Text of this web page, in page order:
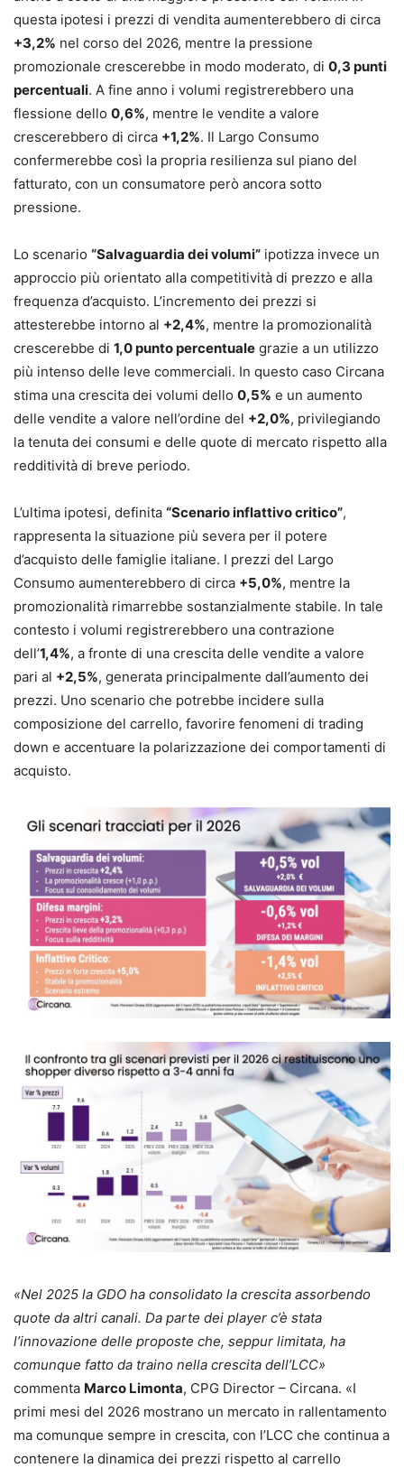
questa ipotesi i prezzi di vendita aumenterebbero di circa
+3,2% nel corso del 2026, mentre la pressione
promozionale crescerebbe in modo moderato, di 0,3 punti
percentuali. A fine anno i volumi registrerebbero una
flessione dello 0,6%, mentre le vendite a valore
crescerebbero di circa +1,2%. Il Largo Consumo
confermerebbe così la propria resilienza sul piano del
fatturato, con un consumatore però ancora sotto
pressione.
Lo scenario “Salvaguardia dei volumi” ipotizza invece un
approccio più orientato alla competitività di prezzo e alla
frequenza d’acquisto. L’incremento dei prezzi si
attesterebbe intorno al +2,4%, mentre la promozionalità
crescerebbe di 1,0 punto percentuale grazie a un utilizzo
più intenso delle leve commerciali. In questo caso Circana
stima una crescita dei volumi dello 0,5% e un aumento
delle vendite a valore nell’ordine del +2,0%, privilegiando
la tenuta dei consumi e delle quote di mercato rispetto alla
redditività di breve periodo.
L’ultima ipotesi, definita “Scenario inflattivo critico”,
rappresenta la situazione più severa per il potere
d’acquisto delle famiglie italiane. I prezzi del Largo
Consumo aumenterebbero di circa +5,0%, mentre la
promozionalità rimarrebbe sostanzialmente stabile. In tale
contesto i volumi registrerebbero una contrazione
dell’1,4%, a fronte di una crescita delle vendite a valore
pari al +2,5%, generata principalmente dall’aumento dei
prezzi. Uno scenario che potrebbe incidere sulla
composizione del carrello, favorire fenomeni di trading
down e accentuare la polarizzazione dei comportamenti di
acquisto.
«Nel 2025 la GDO ha consolidato la crescita assorbendo
quote da altri canali. Da parte dei player c’è stata
l’innovazione delle proposte che, seppur limitata, ha
comunque fatto da traino nella crescita dell’LCC»
commenta Marco Limonta, CPG Director – Circana. «I
primi mesi del 2026 mostrano un mercato in rallentamento
ma comunque sempre in crescita, con l’LCC che continua a
contenere la dinamica dei prezzi rispetto al carrello